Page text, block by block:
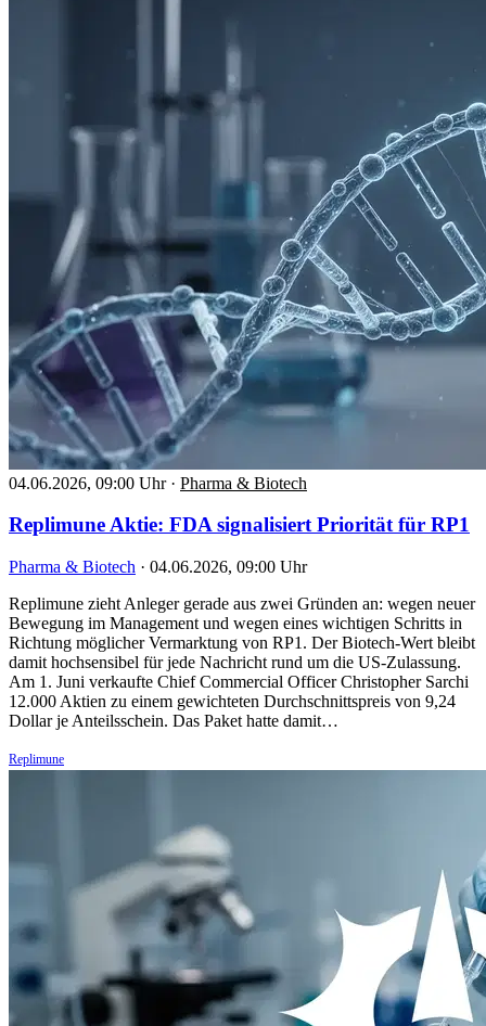
04.06.2026, 09:00 Uhr · Pharma & Biotech
Replimune Aktie: FDA signalisiert Priorität für RP1
Pharma & Biotech · 04.06.2026, 09:00 Uhr
Replimune zieht Anleger gerade aus zwei Gründen an: wegen neuer
Bewegung im Management und wegen eines wichtigen Schritts in
Richtung möglicher Vermarktung von RP1. Der Biotech-Wert bleibt
damit hochsensibel für jede Nachricht rund um die US-Zulassung.
Am 1. Juni verkaufte Chief Commercial Officer Christopher Sarchi
12.000 Aktien zu einem gewichteten Durchschnittspreis von 9,24
Dollar je Anteilsschein. Das Paket hatte damit…
Replimune